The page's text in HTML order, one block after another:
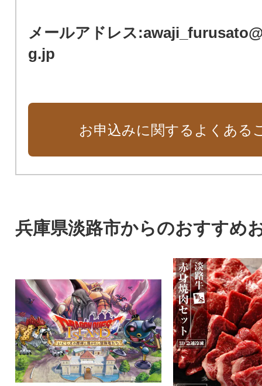
メールアドレス
g.jp
お申込みに関するよくある
兵庫県淡路市からのおすすめ